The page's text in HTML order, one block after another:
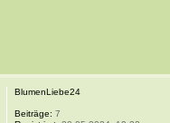
BlumenLiebe24
Beiträge: 7